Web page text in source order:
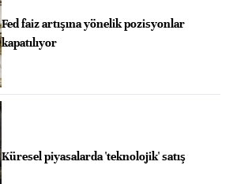
Fed faiz artışına yönelik pozisyonlar
kapatılıyor
Küresel piyasalarda 'teknolojik' satış